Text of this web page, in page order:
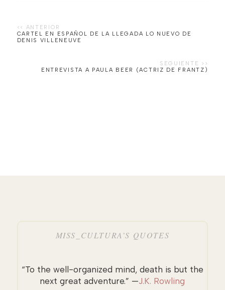
CARTEL EN ESPAÑOL DE LA LLEGADA LO NUEVO DE
DENIS VILLENEUVE
ENTREVISTA A PAULA BEER (ACTRIZ DE FRANTZ)
MISS_CULTURA’S QUOTES
“To the well-organized mind, death is but the
next great adventure.” —J.K. Rowling